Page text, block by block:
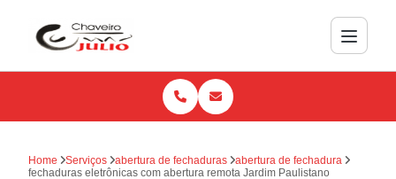
Home Serviços abertura de fechaduras
abertura de fechadura
fechaduras eletrônicas com abertura remota Jardim Paulistano